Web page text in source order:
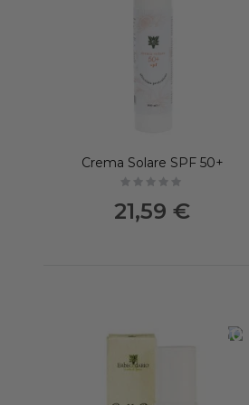
Crema Solare SPF 50+
21,59 €
-20%